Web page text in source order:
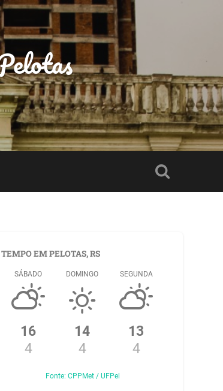
TEMPO EM PELOTAS, RS
SÁBADO
16
4
DOMINGO
14
4
SEGUNDA
13
4
Fonte: CPPMet / UFPel